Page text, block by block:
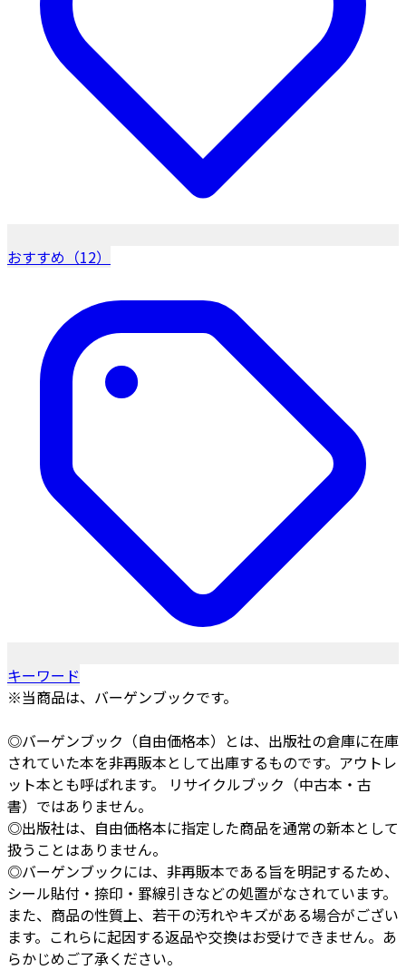
おすすめ（12）
キーワード
※当商品は、バーゲンブックです。
◎バーゲンブック（自由価格本）とは、出版社の倉庫に在庫
されていた本を非再販本として出庫するものです。アウトレ
ット本とも呼ばれます。 リサイクルブック（中古本・古
書）ではありません。
◎出版社は、自由価格本に指定した商品を通常の新本として
扱うことはありません。
◎バーゲンブックには、非再販本である旨を明記するため、
シール貼付・捺印・罫線引きなどの処置がなされています。
また、商品の性質上、若干の汚れやキズがある場合がござい
ます。これらに起因する返品や交換はお受けできません。あ
らかじめご了承ください。